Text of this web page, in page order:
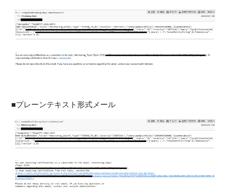
■プレーンテキスト形式メール